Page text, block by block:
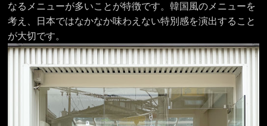
なるメニューが多いことが特徴です。韓国風のメニューを
考え、日本ではなかなか味わえない特別感を演出すること
が大切です。